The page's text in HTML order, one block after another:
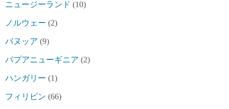
ニュージーランド (10)
ノルウェー (2)
バヌッア (9)
パプアニューギニア (2)
ハンガリー (1)
フィリピン (66)